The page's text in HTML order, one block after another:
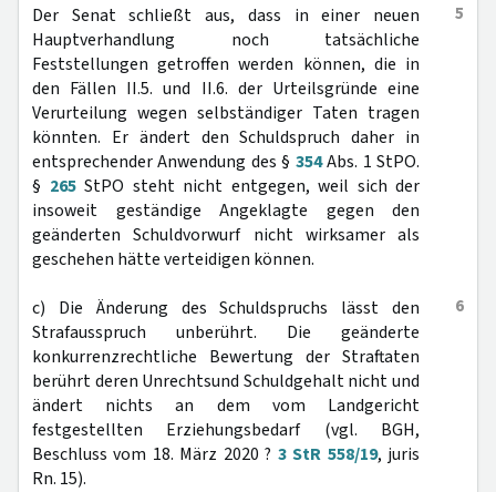
5
Der Senat schließt aus, dass in einer neuen
Hauptverhandlung noch tatsächliche
Feststellungen getroffen werden können, die in
den Fällen II.5. und II.6. der Urteilsgründe eine
Verurteilung wegen selbständiger Taten tragen
könnten. Er ändert den Schuldspruch daher in
entsprechender Anwendung des § 354Abs. 1 StPO.
§ 265StPO steht nicht entgegen, weil sich der
insoweit geständige Angeklagte gegen den
geänderten Schuldvorwurf nicht wirksamer als
geschehen hätte verteidigen können.
6
c) Die Änderung des Schuldspruchs lässt den
Strafausspruch unberührt. Die geänderte
konkurrenzrechtliche Bewertung der Straftaten
berührt deren Unrechtsund Schuldgehalt nicht und
ändert nichts an dem vom Landgericht
festgestellten Erziehungsbedarf (vgl. BGH,
Beschluss vom 18. März 2020 ? 3 StR 558/19, juris
Rn. 15).